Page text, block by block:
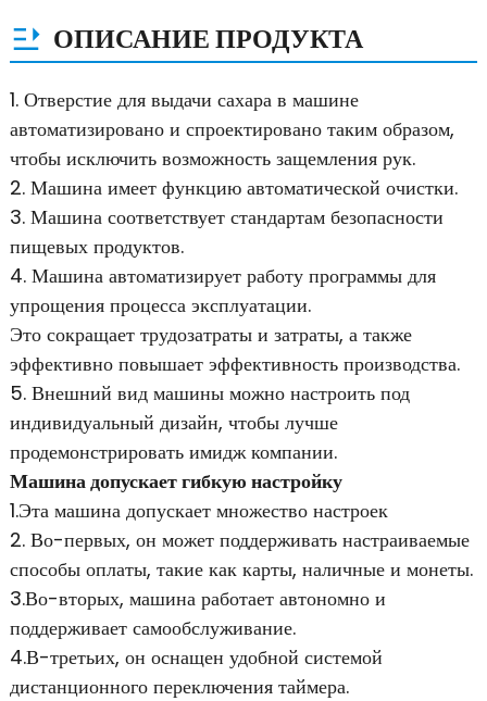
ОПИСАНИЕ ПРОДУКТА
1. Отверстие для выдачи сахара в машине
автоматизировано и спроектировано таким образом,
чтобы исключить возможность защемления рук.
2. Машина имеет функцию автоматической очистки.
3. Машина соответствует стандартам безопасности
пищевых продуктов.
4. Машина автоматизирует работу программы для
упрощения процесса эксплуатации.
Это сокращает трудозатраты и затраты, а также
эффективно повышает эффективность производства.
5. Внешний вид машины можно настроить под
индивидуальный дизайн, чтобы лучше
продемонстрировать имидж компании.
Машина допускает гибкую настройку
1.Эта машина допускает множество настроек
2. Во-первых, он может поддерживать настраиваемые
способы оплаты, такие как карты, наличные и монеты.
3.Во-вторых, машина работает автономно и
поддерживает самообслуживание.
4.В-третьих, он оснащен удобной системой
дистанционного переключения таймера.